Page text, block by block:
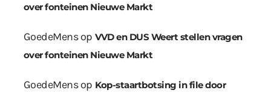
over fonteinen Nieuwe Markt
GoedeMensop VVD en DUS Weert stellen vragen
over fonteinen Nieuwe Markt
GoedeMensop Kop-staartbotsing in file door